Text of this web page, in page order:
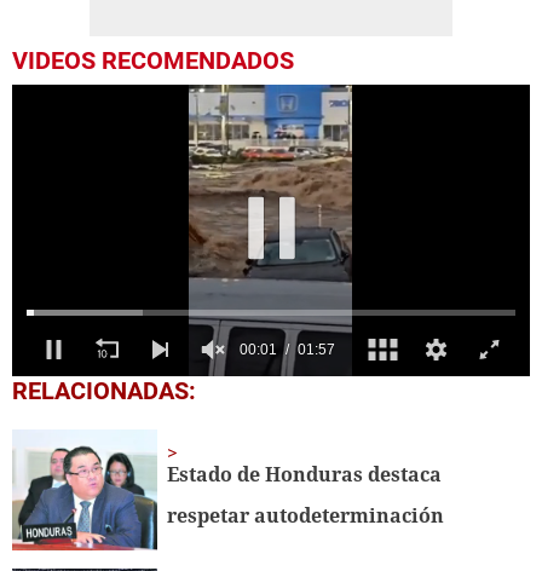
VIDEOS RECOMENDADOS
0
seconds
minute,
57
seconds
RELACIONADAS:
Estado de Honduras destaca
respetar autodeterminación